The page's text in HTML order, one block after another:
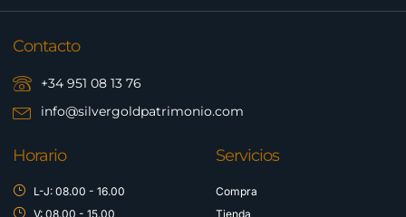
Contacto
+34 951 08 13 76
info@silvergoldpatrimonio.com
Horario
L-J: 08.00 - 16.00
V: 08.00 - 15.00
Servicios
Compra
Tienda